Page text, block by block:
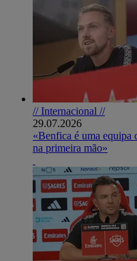
// Internacional //
29.07.2026
«Benfica é uma equipa
na primeira mão»